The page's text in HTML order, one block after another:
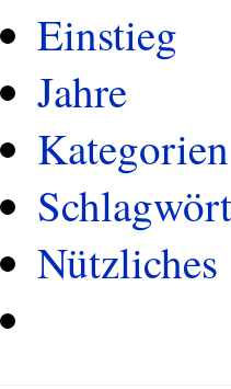
Einstieg
Jahre
Kategorien
Nützliches